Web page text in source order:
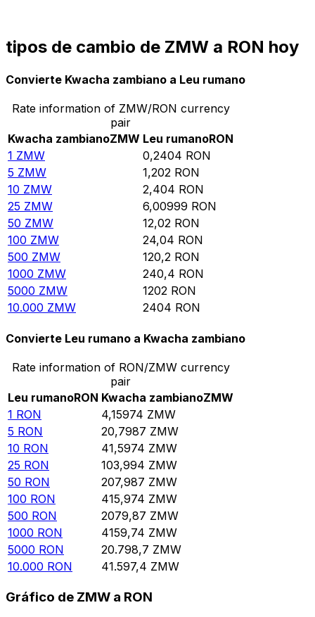
tipos de cambio de ZMW a RON hoy
Convierte Kwacha zambiano a Leu rumano
Rate information of ZMW/RON currency
pair
Kwacha zambianoZMW Leu rumanoRON
1 ZMW 0,2404 RON
5 ZMW 1,202 RON
10 ZMW 2,404 RON
25 ZMW 6,00999 RON
50 ZMW 12,02 RON
100 ZMW 24,04 RON
500 ZMW 120,2 RON
1000 ZMW 240,4 RON
5000 ZMW 1202 RON
10.000 ZMW 2404 RON
Convierte Leu rumano a Kwacha zambiano
Rate information of RON/ZMW currency
pair
Leu rumanoRON Kwacha zambianoZMW
1 RON 4,15974 ZMW
5 RON 20,7987 ZMW
10 RON 41,5974 ZMW
25 RON 103,994 ZMW
50 RON 207,987 ZMW
100 RON 415,974 ZMW
500 RON 2079,87 ZMW
1000 RON 4159,74 ZMW
5000 RON 20.798,7 ZMW
10.000 RON 41.597,4 ZMW
Gráfico de ZMW a RON